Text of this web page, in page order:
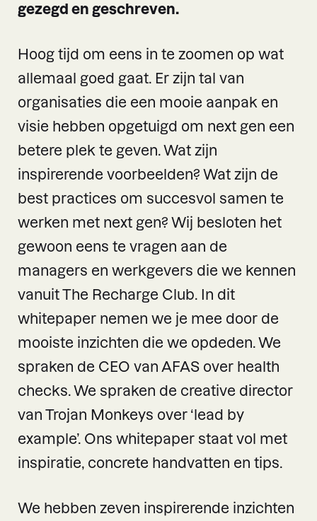
gezegd en geschreven.
Hoog tijd om eens in te zoomen op wat
allemaal goed gaat. Er zijn tal van
organisaties die een mooie aanpak en
visie hebben opgetuigd om next gen een
betere plek te geven. Wat zijn
inspirerende voorbeelden? Wat zijn de
best practices om succesvol samen te
werken met next gen? Wij besloten het
gewoon eens te vragen aan de
managers en werkgevers die we kennen
vanuit The Recharge Club. In dit
whitepaper nemen we je mee door de
mooiste inzichten die we opdeden. We
spraken de CEO van AFAS over health
checks. We spraken de creative director
van Trojan Monkeys over ‘lead by
example’. Ons whitepaper staat vol met
inspiratie, concrete handvatten en tips.
We hebben zeven inspirerende inzichten